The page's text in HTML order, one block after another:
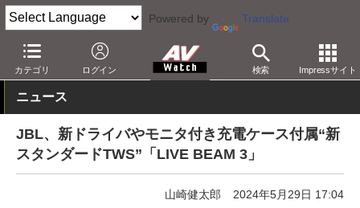
Powered by Translate
カテゴリ ログイン 検索 Impressサイト
AV Watch 製品 ヘッドフォン JBL
ニュース
JBL、新ドライバやモニタ付き充電ケース付属“新
スタンダードTWS”「LIVE BEAM 3」
山崎健太郎 2024年5月29日 17:04